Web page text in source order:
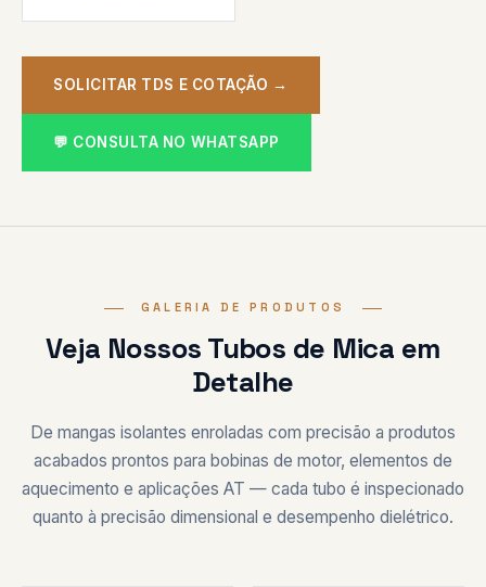
SOLICITAR TDS E COTAÇÃO →
💬 CONSULTA NO WHATSAPP
GALERIA DE PRODUTOS
Veja Nossos Tubos de Mica em
Detalhe
De mangas isolantes enroladas com precisão a produtos
acabados prontos para bobinas de motor, elementos de
aquecimento e aplicações AT — cada tubo é inspecionado
quanto à precisão dimensional e desempenho dielétrico.